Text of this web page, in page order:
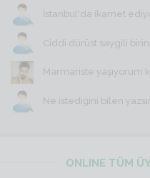
İstanbul'da ikamet
Ciddi dürüst saygili birini
Marmariste yaşıyorum
Ne istediğini bilen
ONLINE TÜM